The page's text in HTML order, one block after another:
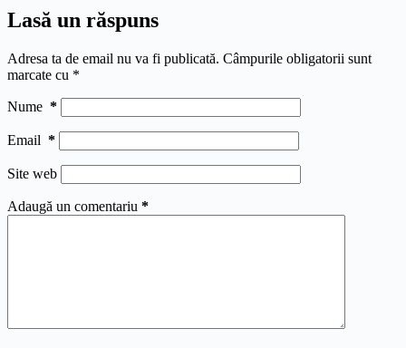
Lasă un răspuns
Adresa ta de email nu va fi publicată. Câmpurile obligatorii sunt
marcate cu *
Nume *
Email *
Site web
Adaugă un comentariu *